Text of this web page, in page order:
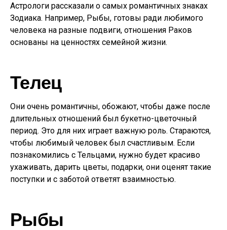
Астрологи рассказали о самых романтичных знаках
Зодиака. Например, Рыбы, готовы ради любимого
человека на разные подвиги, отношения Раков
основаны на ценностях семейной жизни.
Телец
Они очень романтичны, обожают, чтобы даже после
длительных отношений был букетно-цветочный
период. Это для них играет важную роль. Стараются,
чтобы любимый человек был счастливым. Если
познакомились с Тельцами, нужно будет красиво
ухаживать, дарить цветы, подарки, они оценят такие
поступки и с заботой ответят взаимностью.
Рыбы